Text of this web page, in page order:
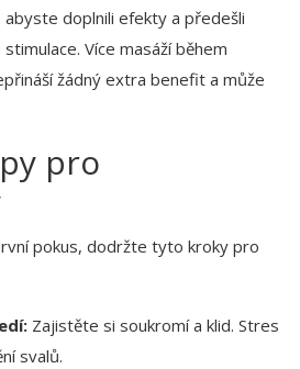
doplnili efekty a předešli
Více masáží během
žádný extra benefit a může
pro
pokus, dodržte tyto kroky pro
Zajistěte si soukromí a klid. Stres
svalů.